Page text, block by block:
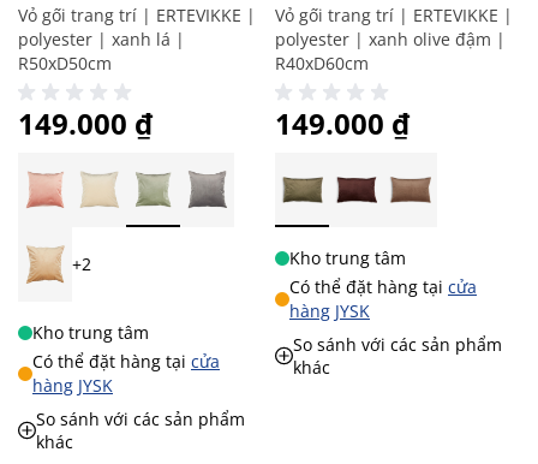
Vỏ gối trang trí | ERTEVIKKE |
polyester | xanh lá |
R50xD50cm
149.000 ₫
+2
Kho trung tâm
Có thể đặt hàng tại cửa
hàng JYSK
So sánh với các sản phẩm
khác
Vỏ gối trang trí | ERTEVIKKE |
polyester | xanh olive đậm |
R40xD60cm
149.000 ₫
Kho trung tâm
Có thể đặt hàng tại cửa
hàng JYSK
So sánh với các sản phẩm
khác